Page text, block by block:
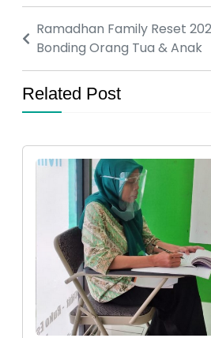
Ramadhan Family Reset
Bonding Orang Tua & Anak
Related Post